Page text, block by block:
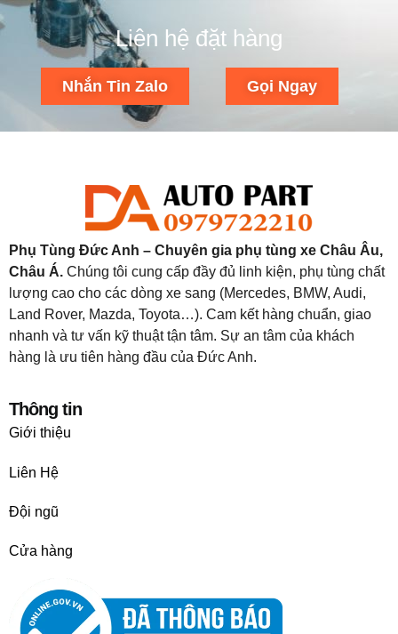
Liên hệ đặt hàng
Nhắn Tin Zalo Gọi Ngay
Phụ Tùng Đức Anh – Chuyên gia phụ tùng xe Châu Âu,
Châu Á. Chúng tôi cung cấp đầy đủ linh kiện, phụ tùng chất
lượng cao cho các dòng xe sang (Mercedes, BMW, Audi,
Land Rover, Mazda, Toyota…). Cam kết hàng chuẩn, giao
nhanh và tư vấn kỹ thuật tận tâm. Sự an tâm của khách
hàng là ưu tiên hàng đầu của Đức Anh.
Thông tin
Giới thiệu
Liên Hệ
Đội ngũ
Cửa hàng